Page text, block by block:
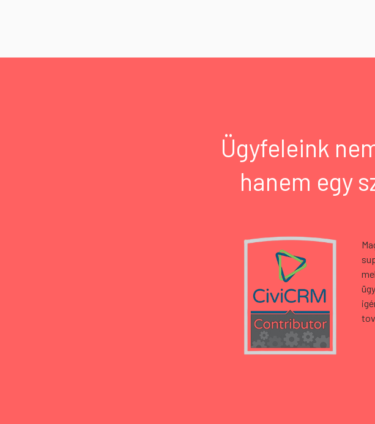
Ügyfeleink
hanem egy